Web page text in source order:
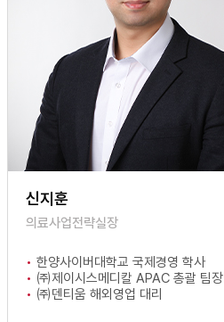
신지훈
의료사업전략실장
한양사이버대학교 국제경영 학사
㈜제이시스메디칼 APAC 총괄 팀장
㈜덴티움 해외영업 대리